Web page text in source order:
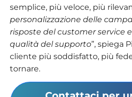
semplice, più veloce, più
personalizzazione delle
risposte del customer service
qualità del supporto”, spiega
cliente più soddisfatto, più
tornare.